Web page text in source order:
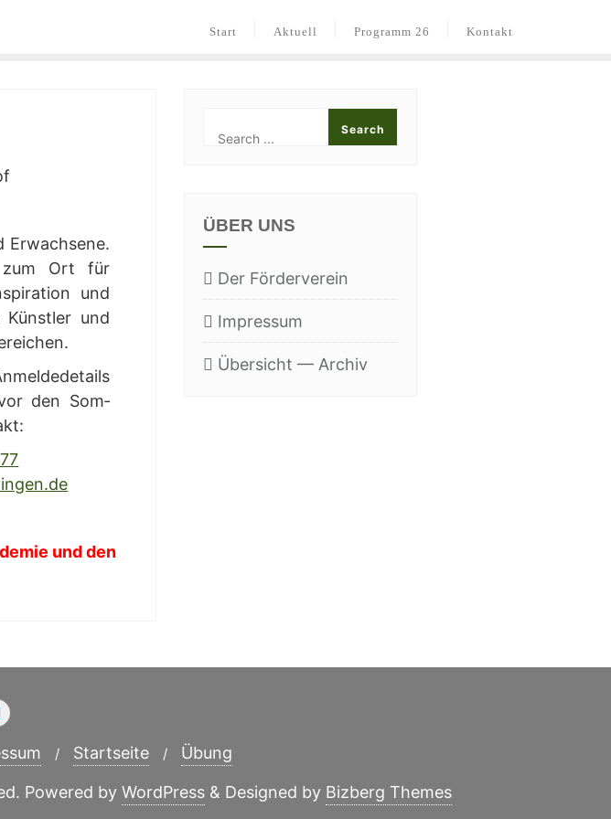
Start Aktu­ell Pro­gramm 26 Kon­takt
Erwach­se­ne.
zum Ort für
und
Künst­ler und
den Som­
und den
ÜBER UNS
Der För­der­ver­ein
Impres­sum
Über­sicht — Archiv
Start­sei­te Übung
Powered by WordPress & Designed by Bizberg Themes